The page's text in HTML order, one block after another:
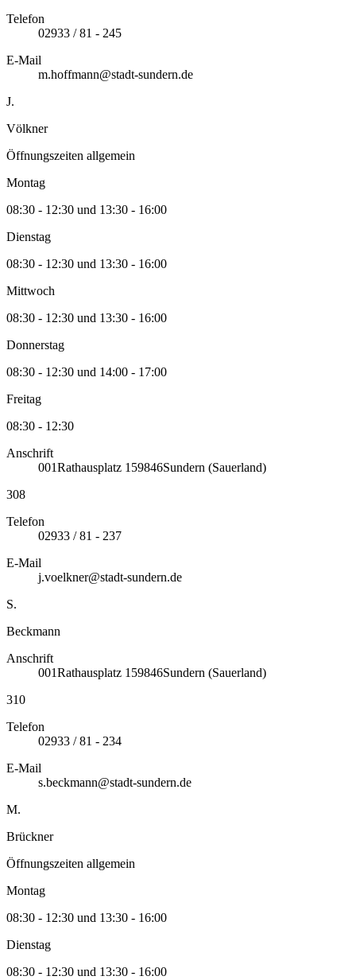
Telefon
02933 / 81 - 245
E-Mail
m.hoffmann@stadt-sundern.de
J.
Völkner
Öffnungszeiten allgemein
Montag
08:30 - 12:30 und 13:30 - 16:00
Dienstag
08:30 - 12:30 und 13:30 - 16:00
Mittwoch
08:30 - 12:30 und 13:30 - 16:00
Donnerstag
08:30 - 12:30 und 14:00 - 17:00
Freitag
08:30 - 12:30
Anschrift
001Rathausplatz 1 59846Sundern (Sauerland)
308
Telefon
02933 / 81 - 237
E-Mail
j.voelkner@stadt-sundern.de
S.
Beckmann
Anschrift
001Rathausplatz 1 59846Sundern (Sauerland)
310
Telefon
02933 / 81 - 234
E-Mail
s.beckmann@stadt-sundern.de
M.
Brückner
Öffnungszeiten allgemein
Montag
08:30 - 12:30 und 13:30 - 16:00
Dienstag
08:30 - 12:30 und 13:30 - 16:00